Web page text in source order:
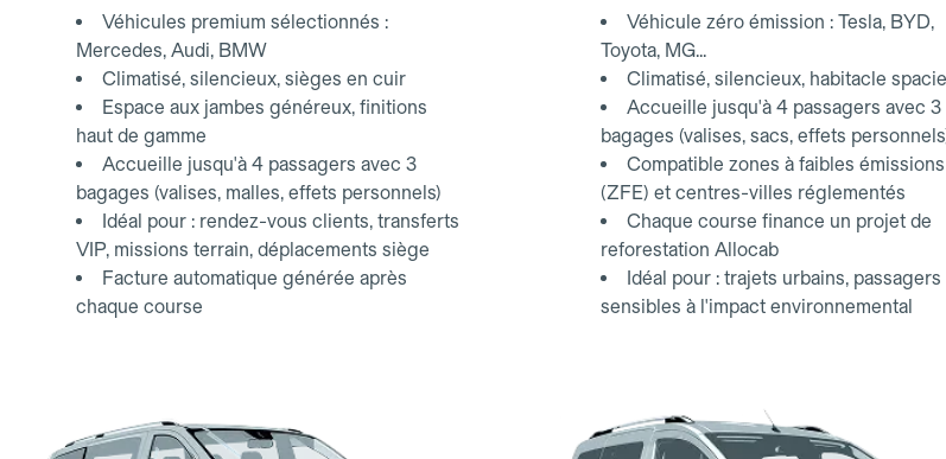
Véhicules premium sélectionnés :
Mercedes, Audi, BMW
Climatisé, silencieux, sièges en cuir
Espace aux jambes généreux, finitions
haut de gamme
Accueille jusqu'à 4 passagers avec 3
bagages (valises, malles, effets personnels)
Idéal pour : rendez-vous clients, transferts
VIP, missions terrain, déplacements siège
Facture automatique générée après
chaque course
Véhicule zéro émission : Tesla, BYD,
Toyota, MG...
Climatisé, silencieux, habitacle
Accueille jusqu'à 4 passagers avec 3
bagages (valises, sacs, effets
Compatible zones à faibles émissions
(ZFE) et centres-villes réglementés
Chaque course finance un projet de
reforestation Allocab
Idéal pour : trajets urbains, passagers
sensibles à l'impact environnemental